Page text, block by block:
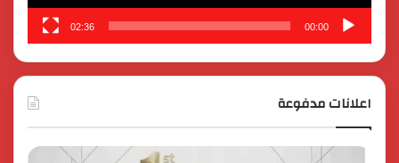
00:00
02:36
اعلانات مدفوعة